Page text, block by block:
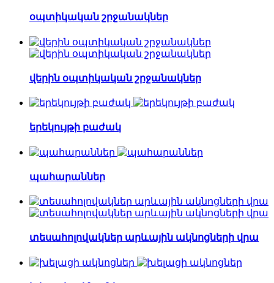
օպտիկական շրջանակներ
վերին օպտիկական շրջանակներ
երեկույթի բաժակ
պահարաններ
տեսահոլովակներ արևային ակնոցների վրա